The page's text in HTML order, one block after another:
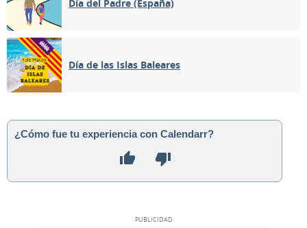
Día del Padre (España)
Día de las Islas Baleares
¿Cómo fue tu experiencia con Calendarr?